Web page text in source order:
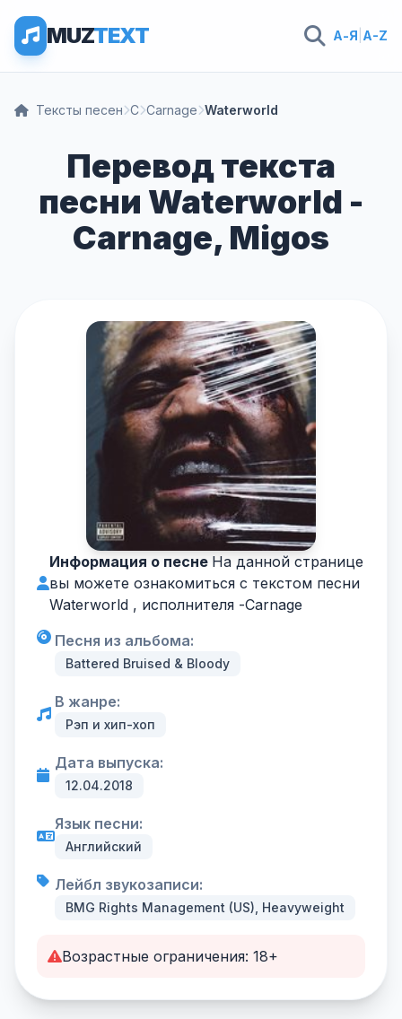
MUZTEXT А-Я A-Z
Тексты песен C Carnage Waterworld
Перевод текста
песни Waterworld -
Carnage, Migos
Информация о песне На данной странице
вы можете ознакомиться с текстом песни
Waterworld , исполнителя -Carnage
Песня из альбома:
Battered Bruised & Bloody
В жанре:
Рэп и хип-хоп
Дата выпуска:
12.04.2018
Язык песни:
Английский
Лейбл звукозаписи:
BMG Rights Management (US), Heavyweight
Возрастные ограничения: 18+